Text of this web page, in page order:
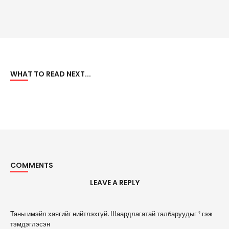
WHAT TO READ NEXT...
COMMENTS
LEAVE A REPLY
Таны имэйл хаягийг нийтлэхгүй. Шаардлагатай талбаруудыг*гэж
тэмдэглэсэн
A
l